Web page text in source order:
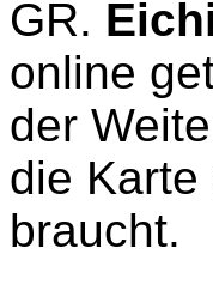
GR.
online
der
die Karte
braucht.